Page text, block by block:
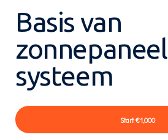
Basis van
zonnepaneel
systeem
Start €1,000